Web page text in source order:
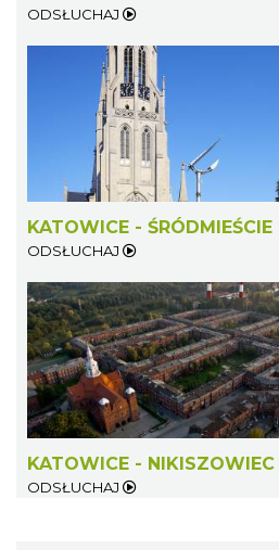
ODSŁUCHAJ
KATOWICE -
ODSŁUCHAJ
KATOWICE - NIKISZOWIEC
ODSŁUCHAJ